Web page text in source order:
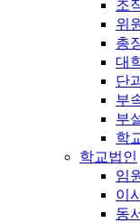
조
위
총
대
단
부
부
학
학교법인
임
이
동